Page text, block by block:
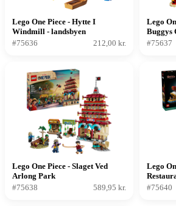
Lego One Piece - Hytte I
Windmill - landsbyen
#75636
212,00 kr.
Lego
Buggys
#75637
Lego One Piece - Slaget Ved
Arlong Park
#75638
589,95 kr.
Lego
#75640